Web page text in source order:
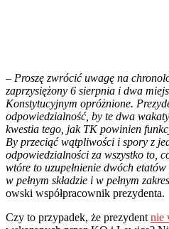
– Proszę zwrócić uwagę na
zaprzysiężony 6 sierpnia i dwa
Konstytucyjnym opróżnione.
odpowiedzialność, by te dwa
kwestia tego, jak TK powinien
By przeciąć wątpliwości i spory z
odpowiedzialności za wszystko to,
wtóre to uzupełnienie dwóch
w pełnym składzie i w pełnym
owski współpracownik prezydenta.
Czy to przypadek, że prezydent nie